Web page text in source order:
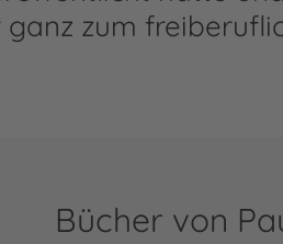
ganz zum
Bücher von